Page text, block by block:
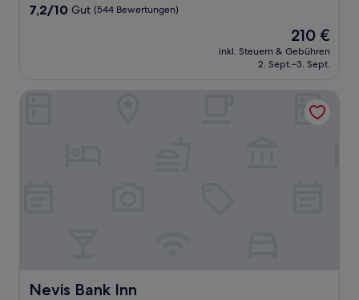
7.2
7,2/10 Gut (544 Bewertungen)
Der
Preis
beträgt
210 €
inkl. Steuern & Gebühren
2. Sept.–3. Sept.
Nevis Bank Inn
Nevis Bank Inn